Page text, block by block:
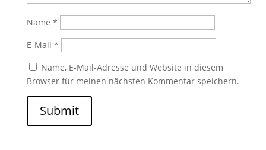
Name *
E-Mail *
Name, E-Mail-Adresse und Website in diesem
Browser für meinen nächsten Kommentar speichern.
Submit